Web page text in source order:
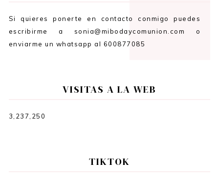
Si quieres ponerte en contacto conmigo puedes
escribirme a sonia@mibodaycomunion.com o
enviarme un whatsapp al 600877085
VISITAS A LA WEB
3,237,250
TIKTOK